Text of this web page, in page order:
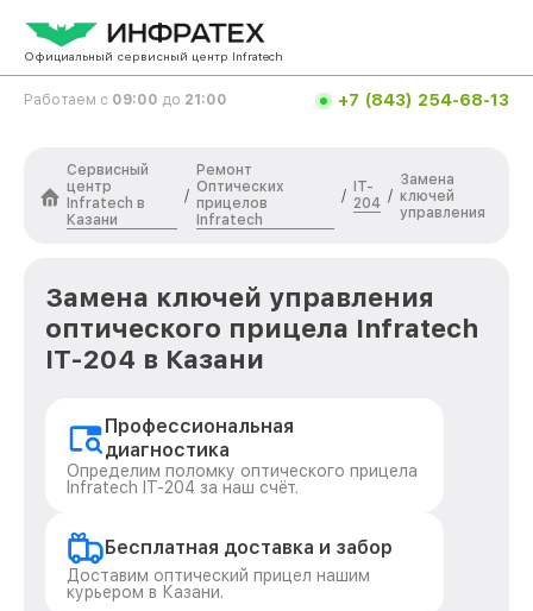
Официальный сервисный центр Infratech
Работаем с 09:00 до 21:00 +7 (843) 254-68-13
Сервисный
центр
Infratech в
Казани
/
Ремонт
Оптических
прицелов
Infratech
/
IT-
204 /
Замена
ключей
управления
Замена ключей управления
оптического прицела Infratech
IT-204 в Казани
Профессиональная
диагностика
Определим поломку оптического прицела
Infratech IT-204 за наш счёт.
Бесплатная доставка и забор
Доставим оптический прицел нашим
курьером в Казани.